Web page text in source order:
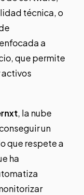
técnica, o
a
que permite
, la nube
un
que respete a
ha